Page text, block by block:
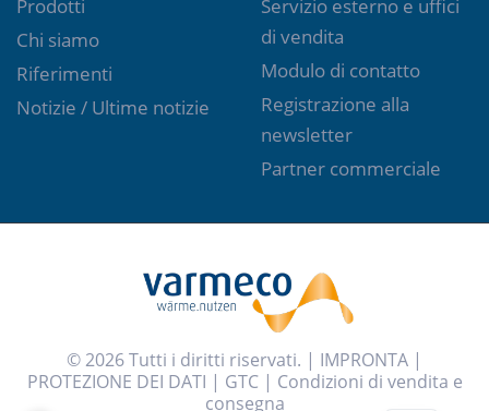
Prodotti
Chi siamo
Riferimenti
Notizie / Ultime notizie
Servizio esterno e uffici
di vendita
Modulo di contatto
Registrazione alla
newsletter
Partner commerciale
© 2026 Tutti i diritti riservati. | IMPRONTA |
PROTEZIONE DEI DATI | GTC| Condizioni di vendita e
consegna